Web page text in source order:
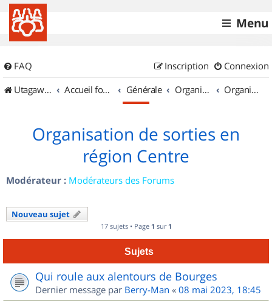
Menu
FAQ Connexion
Inscription
UtagawaVTT (Randos VTT et VTTAE avec traces GPS)
Accueil forum Générale Organisation de sorties & Recherche de partenaires Organisation de sorties en région Centre
Organisation de sorties en
région Centre
Modérateur : Modérateurs des Forums
Nouveau sujet
17 sujets • Page 1 sur 1
Sujets
Qui roule aux alentours de Bourges
Dernier message par Berry-Man « 08 mai 2023, 18:45